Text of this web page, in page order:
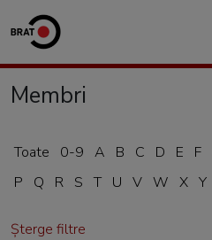
Membri
Toate 0-9 A B C D E F
P
Q R S T U V W X Y
Șterge filtre